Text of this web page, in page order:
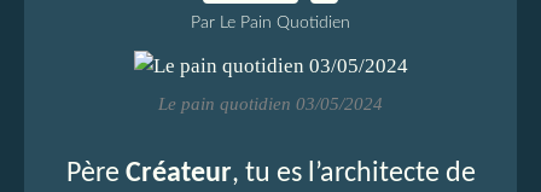
Par Le Pain Quotidien
Le pain quotidien 03/05/2024
Père Créateur, tu es l’architecte de